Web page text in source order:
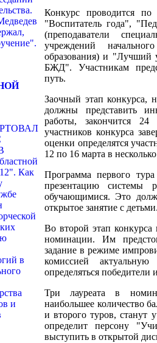
Как
в
и
Конкурс проводится
"Воспитатель года",
(преподаватели
учреждений
образования) и "Лучший
БЖД". Участникам
путь.
Заочный этап конкурса,
должны представить
работы, закончится 24
участников конкурса
оценки определятся
12 по 16 марта в
Программа первого
презентацию системы
обучающимися. Это
открытое занятие с
Во второй этап
номинации. Им
задание в режиме
комиссией
определяться
Три лауреата в
наибольшее количество
и второго туров, станут
определит персону
выступить в открытой